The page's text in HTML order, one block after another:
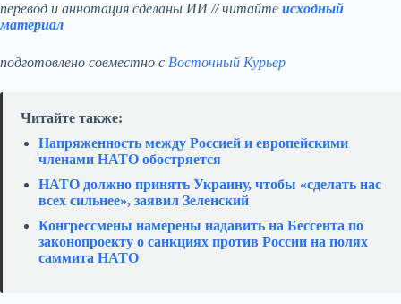
перевод и аннотация сделаны ИИ // читайте исходный
материал
подготовлено совместно с Восточный Курьер
Читайте также:
Напряженность между Россией и европейскими
членами НАТО обостряется
НАТО должно принять Украину, чтобы «сделать нас
всех сильнее», заявил Зеленский
Конгрессмены намерены надавить на Бессента по
законопроекту о санкциях против России на полях
саммита НАТО